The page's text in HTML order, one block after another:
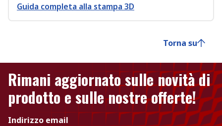
Guida completa alla stampa 3D
Torna su
Rimani aggiornato sulle novità di
prodotto e sulle nostre offerte!
Indirizzo email